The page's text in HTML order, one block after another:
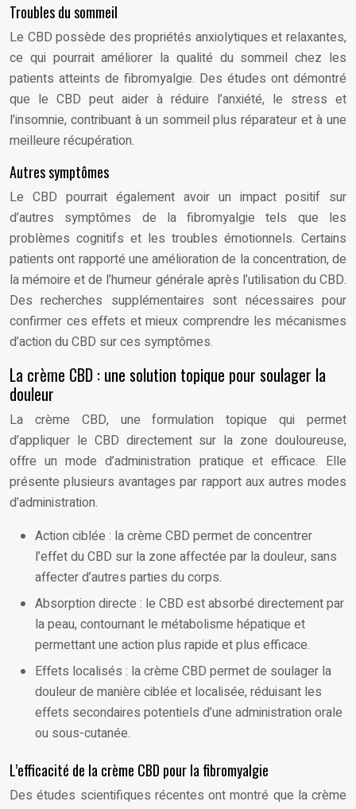
Troubles du sommeil
Le CBD possède des propriétés anxiolytiques et relaxantes,
ce qui pourrait améliorer la qualité du sommeil chez les
patients atteints de fibromyalgie. Des études ont démontré
que le CBD peut aider à réduire l’anxiété, le stress et
l’insomnie, contribuant à un sommeil plus réparateur et à une
meilleure récupération.
Autres symptômes
Le CBD pourrait également avoir un impact positif sur
d’autres symptômes de la fibromyalgie tels que les
problèmes cognitifs et les troubles émotionnels. Certains
patients ont rapporté une amélioration de la concentration, de
la mémoire et de l’humeur générale après l’utilisation du CBD.
Des recherches supplémentaires sont nécessaires pour
confirmer ces effets et mieux comprendre les mécanismes
d’action du CBD sur ces symptômes.
La crème CBD : une solution topique pour soulager la
douleur
La crème CBD, une formulation topique qui permet
d’appliquer le CBD directement sur la zone douloureuse,
offre un mode d’administration pratique et efficace. Elle
présente plusieurs avantages par rapport aux autres modes
d’administration.
Action ciblée : la crème CBD permet de concentrer
l’effet du CBD sur la zone affectée par la douleur, sans
affecter d’autres parties du corps.
Absorption directe : le CBD est absorbé directement par
la peau, contournant le métabolisme hépatique et
permettant une action plus rapide et plus efficace.
Effets localisés : la crème CBD permet de soulager la
douleur de manière ciblée et localisée, réduisant les
effets secondaires potentiels d’une administration orale
ou sous-cutanée.
L’efficacité de la crème CBD pour la fibromyalgie
Des études scientifiques récentes ont montré que la crème